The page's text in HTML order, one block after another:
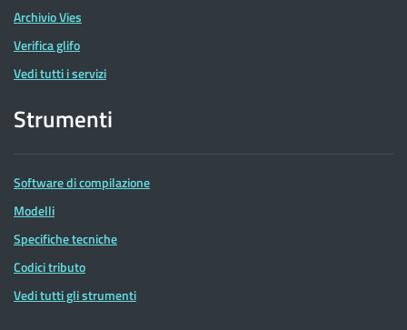
Archivio Vies
Verifica glifo
Vedi tutti i servizi
Strumenti
Software di compilazione
Modelli
Specifiche tecniche
Codici tributo
Vedi tutti gli strumenti